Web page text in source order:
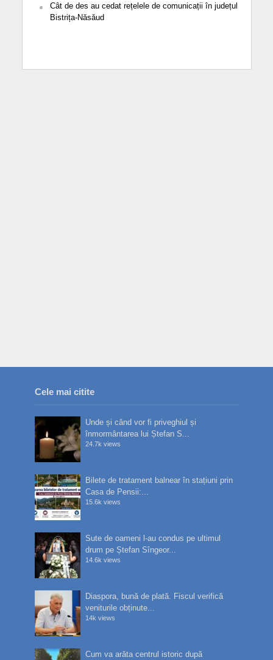
Cât de des au cedat rețelele de comunicații în județul
Bistrița-Năsăud
Cele mai citite
Unde și când vor fi priveghiul și
înmormântarea lui Ștefan S...
24.7k views
Bilete de tratament balnear în stațiuni prin
Casa de Pensii:...
15.6k views
Sute de oameni l-au condus pe ultimul
drum pe Ștefan Sîngeor...
14.6k views
Diaspora, bună de plată. Fiscul verifică
veniturile obținute...
14k views
Cum va arăta centrul istoric după